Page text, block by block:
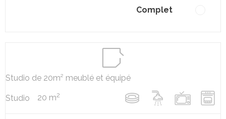
Complet
Studio de 20m² meublé et équipé
Studio 20 m2